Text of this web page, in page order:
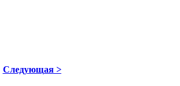
Следующая >